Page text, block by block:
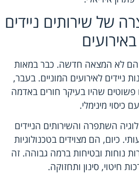
של שירותים ניידים
באירועים
הם לא המצאה חדשה. כבר במאות
ניידים לאירועים המוניים. בעבר,
שהיו בעיקר חורים באדמה
עם כיסוי מינימלי.
השתפרה והשירותים הניידים
כיום, הם מצוידים בטכנולוגיות
נוחות ובטיחות ברמה גבוהה. זה
חיטוי, סינון ותחזוקה.